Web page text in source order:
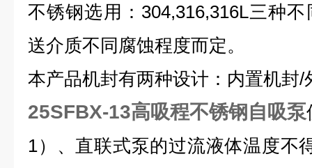
不锈钢选用：304,316,316L三种
送介质不同腐蚀程度而定。
本产品机封有两种设计：内置机封/
25SFBX-13高吸程不锈钢自吸泵
1）、直联式泵的过流液体温度不